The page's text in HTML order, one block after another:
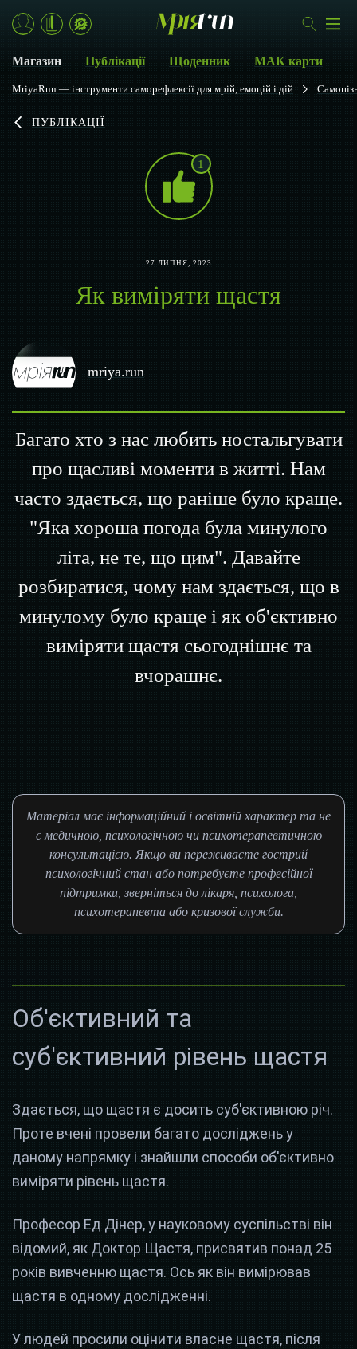
ПУБЛІКАЦІЇ
1
27 ЛИПНЯ, 2023
Як виміряти щастя
mriya.run
Багато хто з нас любить ностальгувати
про щасливі моменти в житті. Нам
часто здається, що раніше було краще.
"Яка хороша погода була минулого
літа, не те, що цим". Давайте
розбиратися, чому нам здається, що в
минулому було краще і як об'єктивно
виміряти щастя сьогоднішнє та
вчорашнє.
Матеріал має інформаційний і освітній характер та не
є медичною, психологічною чи психотерапевтичною
консультацією. Якщо ви переживаєте гострий
психологічний стан або потребуєте професійної
підтримки, зверніться до лікаря, психолога,
психотерапевта або кризової служби.
Об'єктивний та
суб'єктивний рівень щастя
Здається, що щастя є досить суб'єктивною річ.
Проте вчені провели багато досліджень у
даному напрямку і знайшли способи об'єктивно
виміряти рівень щастя.
Професор Ед Дінер, у науковому суспільстві він
відомий, як Доктор Щастя, присвятив понад 25
років вивченню щастя. Ось як він вимірював
щастя в одному дослідженні.
У людей просили оцінити власне щастя, після
Магазин Публікації Щоденник МАК карти
MriyaRun — інструменти саморефлексії для мрій, емоцій і дій